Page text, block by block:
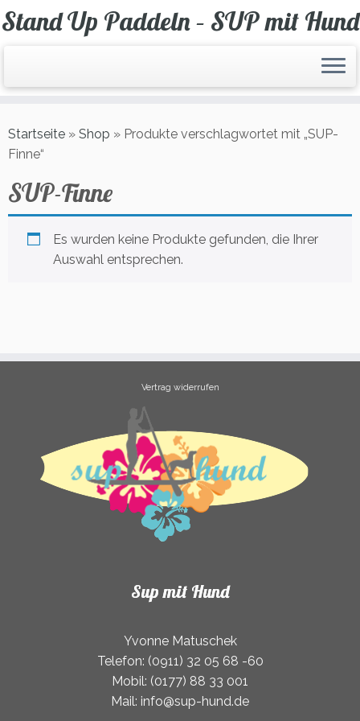
Zum
Inhalt
Stand Up Paddeln – SUP mit Hund
Startseite » Shop » Produkte verschlagwortet mit „SUP-
Finne“
SUP-Finne
Es wurden keine Produkte gefunden, die Ihrer
Auswahl entsprechen.
Vertrag widerrufen
Sup mit Hund
Yvonne Matuschek
Telefon: (0911) 32 05 68 -60
Mobil: (0177) 88 33 001
Mail: info@sup-hund.de